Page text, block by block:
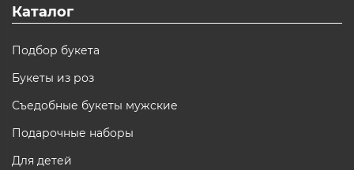
Каталог
Подбор букета
Букеты из роз
Съедобные букеты мужские
Подарочные наборы
Для детей